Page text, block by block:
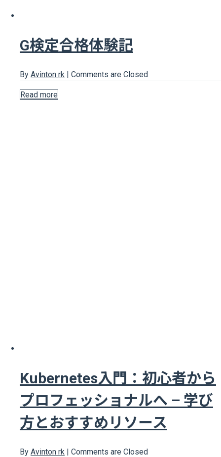
G検定合格体験記
By Avinton rk | Comments are Closed
Read more
Kubernetes入門：初心者から
プロフェッショナルへ – 学び
方とおすすめリソース
By Avinton rk | Comments are Closed